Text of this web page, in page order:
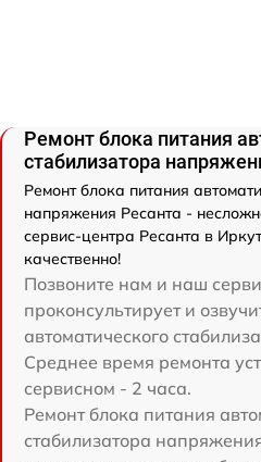
Ремонт блока питания
стабилизатора
Ремонт блока питания
напряжения Ресанта -
сервис-центра Ресанта в
качественно!
Позвоните нам и наш
проконсультирует и
автоматического
Среднее время ремонта
сервисном - 2 часа.
Ремонт блока питания
стабилизатора